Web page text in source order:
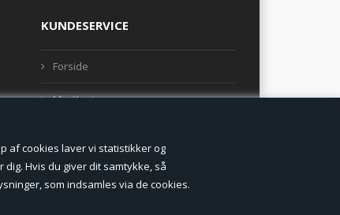
af cookies laver vi statistikker og
Hvis du giver dit samtykke, så
som indsamles via de cookies.
KUNDESERVICE
Forside
Min Konto
Vilkår og betingelser